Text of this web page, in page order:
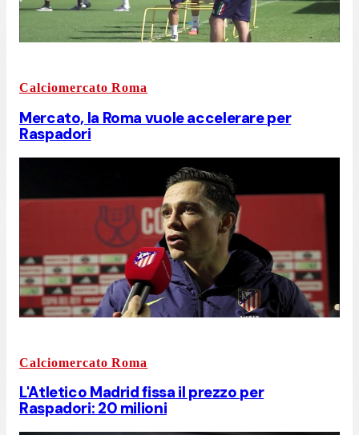
Calciomercato Roma
Mercato, la Roma vuole accelerare per
Raspadori
Calciomercato Roma
L'Atletico Madrid fissa il prezzo per
Raspadori: 20 milioni